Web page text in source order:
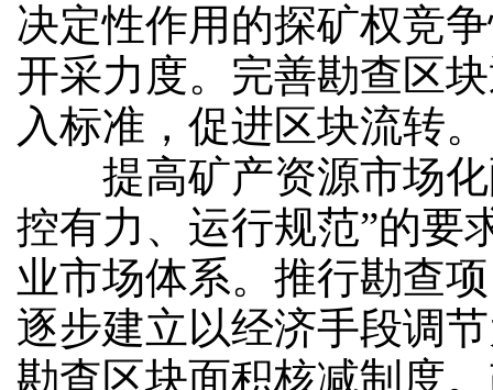
决定性作用的探矿权竞
开采力度。完善勘查区
入标准，促进区块流转。
提高矿产资源市场化
控有力、运行规范”的要
业市场体系。推行勘查
逐步建立以经济手段调
勘查区块面积核减制度